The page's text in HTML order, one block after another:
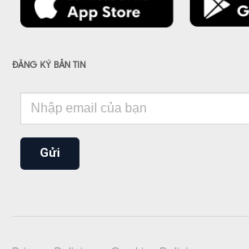
ĐĂNG KÝ BẢN TIN
Gửi